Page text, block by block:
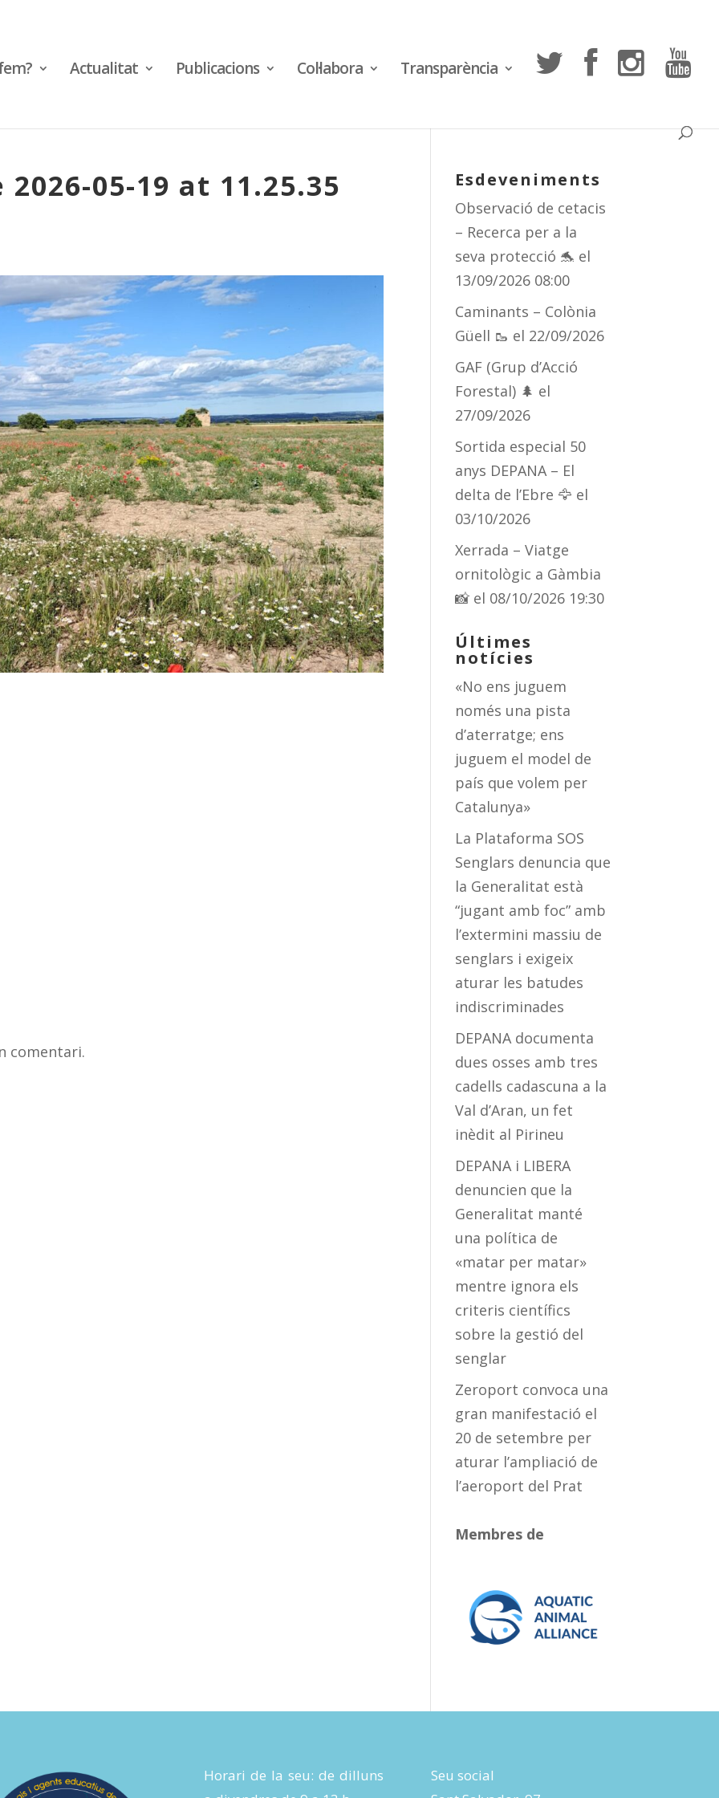
Actualitat Publicacions Col·labora Transparència
05-19 at 11.25.35
comentari.
Esdeveniments
Observació de cetacis
– Recerca per a la
seva protecció 🐬 el
13/09/2026 08:00
Caminants – Colònia
Güell 🥾 el 22/09/2026
GAF (Grup d’Acció
Forestal) 🌲 el
27/09/2026
Sortida especial 50
anys DEPANA – El
delta de l’Ebre 🦅 el
03/10/2026
Xerrada – Viatge
ornitològic a Gàmbia
📸 el 08/10/2026 19:30
Últimes
notícies
«No ens juguem
només una pista
d’aterratge; ens
juguem el model de
país que volem per
Catalunya»
La Plataforma SOS
Senglars denuncia que
la Generalitat està
“jugant amb foc” amb
l’extermini massiu de
senglars i exigeix
aturar les batudes
indiscriminades
DEPANA documenta
dues osses amb tres
cadells cadascuna a la
Val d’Aran, un fet
inèdit al Pirineu
DEPANA i LIBERA
denuncien que la
Generalitat manté
una política de
«matar per matar»
mentre ignora els
criteris científics
sobre la gestió del
senglar
Zeroport convoca una
gran manifestació el
20 de setembre per
aturar l’ampliació de
l’aeroport del Prat
Membres de
Horari de la seu: de dilluns
Seu social